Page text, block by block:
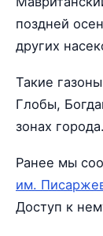
поздней
других
Такие
Глобы,
зонах города.
Ранее мы
им.
Доступ к